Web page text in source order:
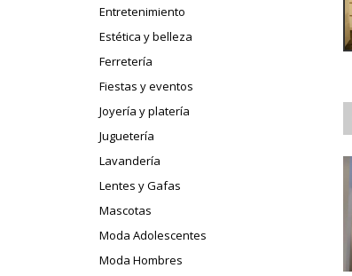
Entretenimiento
Estética y belleza
Ferretería
Fiestas y eventos
Joyería y platería
Juguetería
Lavandería
Lentes y Gafas
Mascotas
Moda Adolescentes
Moda Hombres